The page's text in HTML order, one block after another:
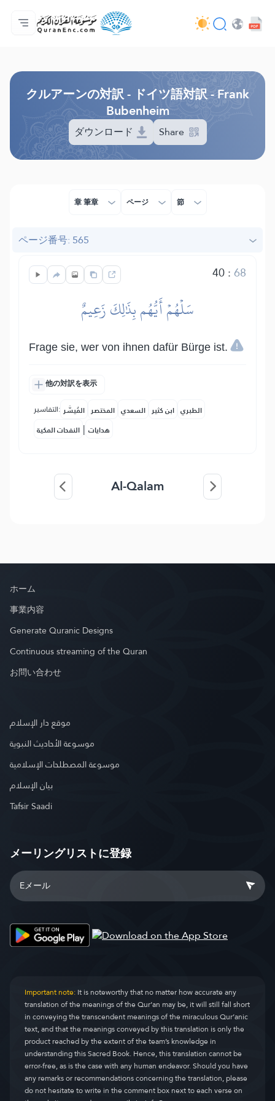
ホーム
対訳の目次
Audio
開発者向け提供サービス - API
事業内容
お問い合わせ
言語
クルアーンの対訳 - ドイツ語対訳 - Frank
Bubenheim
ダウンロード Share
章 筆章 ページ 節
ページ番号: 565
40:68
سَلۡهُمۡ أَيُّهُم بِذَٰلِكَ زَعِيمٌ
Frage sie, wer von ihnen dafür Bürge ist.
他の対訳を表示
التفاسير: المُيسَّر المختصر السعدي ابن كثير الطبري
النفحات المكية | هدايات
Al-Qalam
ホーム
事業内容
Generate Quranic Designs
Continuous streaming of the Quran
お問い合わせ
موقع دار الإسلام
موسوعة الأحاديث النبوية
موسوعة المصطلحات الإسلامية
بيان الإسلام
Tafsir Saadi
メーリングリストに登録
Important note:It is noteworthy that no matter how accurate any
translation of the meanings of the Qur’an may be, it will still fall short
in conveying the transcendent meanings of the miraculous Qur’anic
text, and that the meanings conveyed by this translation is only the
product reached by the extent of the team’s knowledge in
understanding this Sacred Book. Hence, this translation cannot be
error-free, as is the case with any human endeavor. Should you have
any remarks or recommendations concerning the translation, please
do not hesitate to write in the comment box next to each verse on